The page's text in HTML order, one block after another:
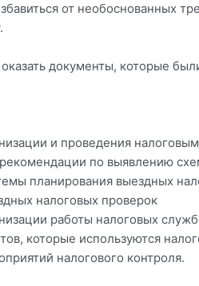
от необоснованных
документы, которые
и проведения
по выявлению
планирования выездных
налоговых проверок
работы налоговых
которые используются
налогового контроля.